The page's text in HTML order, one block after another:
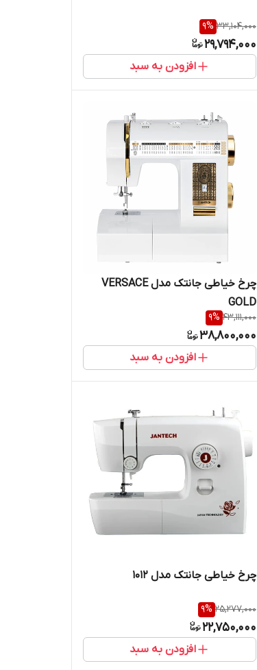
33,104,000
9%
29,794,000
افزودن به سبد
چرخ خیاطی جانتک مدل VERSACE
GOLD
43,111,000
9%
38,800,000
افزودن به سبد
چرخ خیاطی جانتک مدل 1012
25,277,000
9%
22,750,000
افزودن به سبد